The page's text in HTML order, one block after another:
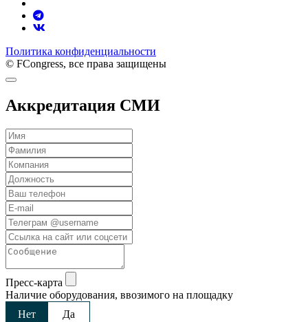
Политика конфиденциальности
© FCongress, все права защищены
Аккредитация СМИ
Пресс-карта
Наличие оборудования, ввозимого на площадку
Нет
Да